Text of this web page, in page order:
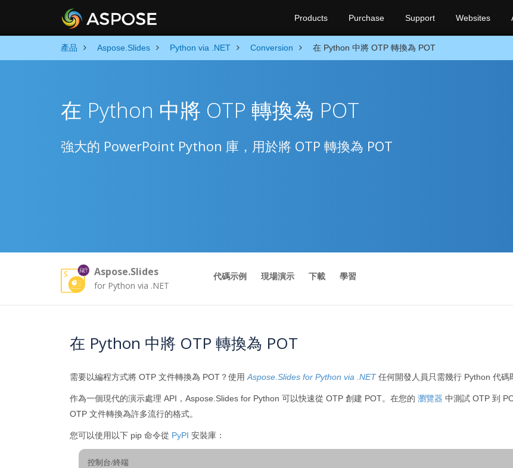
Products Purchase Support Websites
產品 Aspose.Slides Python via .NET Conversion 在 Python 中將 OTP 轉換為 POT
在 Python 中將 OTP 轉換為 POT
強大的 PowerPoint Python 庫，用於將 OTP 轉換為 POT
Aspose.Slides
for Python via .NET
代碼示例 現場演示 下載 學習
在 Python 中將 OTP 轉換為 POT
需要以編程方式將 OTP 文件轉換為 POT？使用 Aspose.Slides for Python via .NET任何開發人員只需幾行 Python 代碼
作為一個現代的演示處理 API，Aspose.Slides for Python 可以快速從 OTP 創建 POT。在您的 瀏覽器 中測試 OTP 到
OTP 文件轉換為許多流行的格式。
您可以使用以下 pip 命令從 PyPI 安裝庫：
控制台/終端